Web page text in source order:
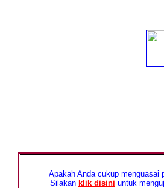
Apakah Anda cukup menguasai
Silakan klik disini untuk